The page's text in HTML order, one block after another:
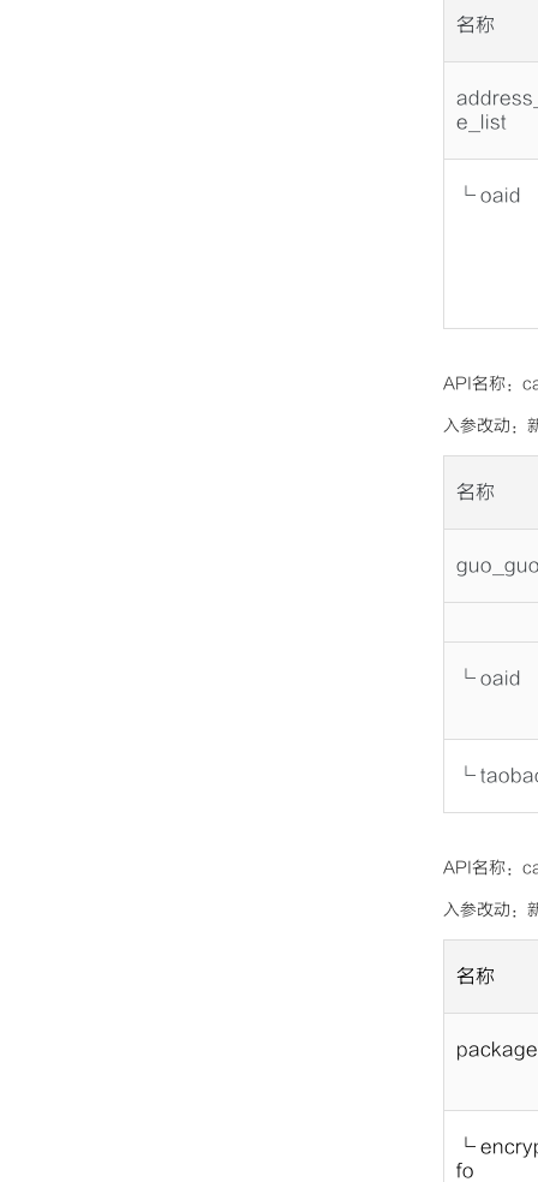
名称
e_list
└ oaid
API名称：
入参改动
名称
└ oaid
└
API名称：
入参改动
名称
└
fo